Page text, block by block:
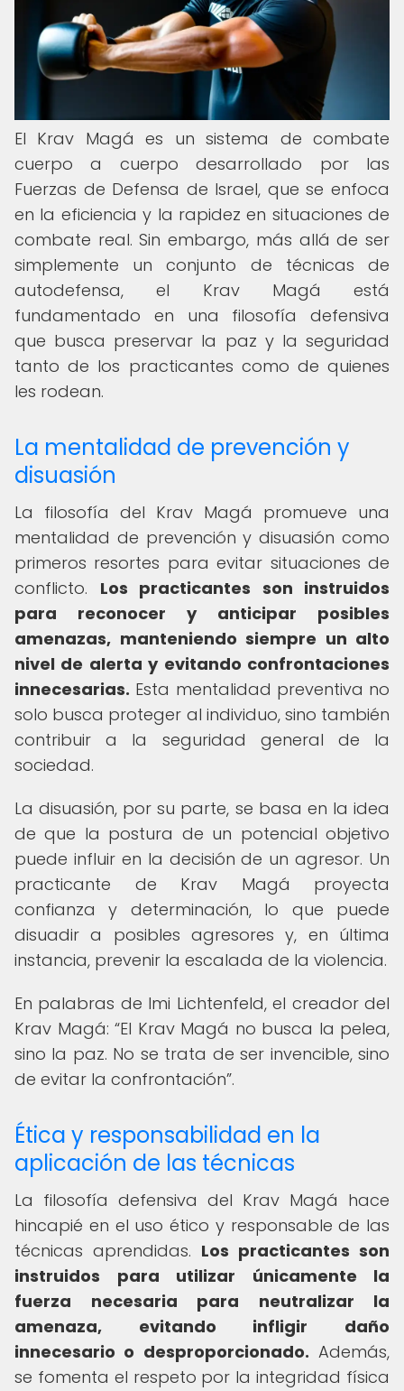
El Krav Magá es un sistema de combate
cuerpo a cuerpo desarrollado por las
Fuerzas de Defensa de Israel, que se enfoca
en la eficiencia y la rapidez en situaciones de
combate real. Sin embargo, más allá de ser
simplemente un conjunto de técnicas de
autodefensa, el Krav Magá está
fundamentado en una filosofía defensiva
que busca preservar la paz y la seguridad
tanto de los practicantes como de quienes
les rodean.
La mentalidad de prevención y
disuasión
La filosofía del Krav Magá promueve una
mentalidad de prevención y disuasión como
primeros resortes para evitar situaciones de
conflicto. Los practicantes son instruidos
para reconocer y anticipar posibles
amenazas, manteniendo siempre un alto
nivel de alerta y evitando confrontaciones
innecesarias. Esta mentalidad preventiva no
solo busca proteger al individuo, sino también
contribuir a la seguridad general de la
sociedad.
La disuasión, por su parte, se basa en la idea
de que la postura de un potencial objetivo
puede influir en la decisión de un agresor. Un
practicante de Krav Magá proyecta
confianza y determinación, lo que puede
disuadir a posibles agresores y, en última
instancia, prevenir la escalada de la violencia.
En palabras de Imi Lichtenfeld, el creador del
Krav Magá: El Krav Magá no busca la pelea,
sino la paz. No se trata de ser invencible, sino
de evitar la confrontación .
Ética y responsabilidad en la
aplicación de las técnicas
La filosofía defensiva del Krav Magá hace
hincapié en el uso ético y responsable de las
técnicas aprendidas. Los practicantes son
instruidos para utilizar únicamente la
fuerza necesaria para neutralizar la
amenaza, evitando infligir daño
innecesario o desproporcionado. Además,
se fomenta el respeto por la integridad física